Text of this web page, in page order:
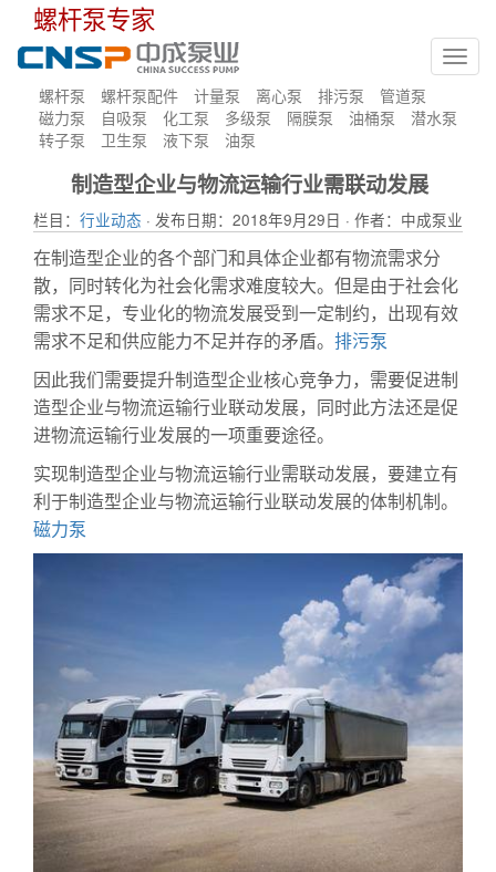
螺杆泵专家
螺杆泵 螺杆泵配件 计量泵 离心泵 排污泵
管道泵
磁力泵
自吸泵 化工泵 多级泵 隔膜泵 油桶泵
潜水泵
转子泵
卫生泵 液下泵 油泵
制造型企业与物流运输行业需联动发展
栏目： 行业动态 · 发布日期：2018年9月29日 · 作者：中成泵业
在制造型企业的各个部门和具体企业都有物流需求分
散，同时转化为社会化需求难度较大。但是由于社会化
需求不足，专业化的物流发展受到一定制约，出现有效
需求不足和供应能力不足并存的矛盾。 排污泵
因此我们需要提升制造型企业核心竞争力，需要促进制
造型企业与物流运输行业联动发展，同时此方法还是促
进物流运输行业发展的一项重要途径。
实现制造型企业与物流运输行业需联动发展，要建立有
利于制造型企业与物流运输行业联动发展的体制机制。
磁力泵